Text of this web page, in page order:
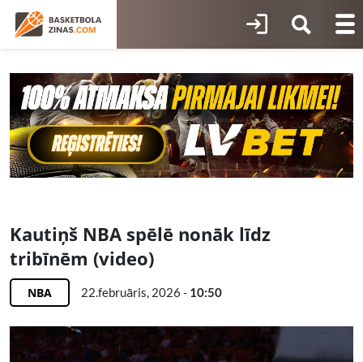
Kautiņš NBA spēlē nonāk līdz
tribīnēm (video)
NBA 22.februāris, 2026 - 10:50